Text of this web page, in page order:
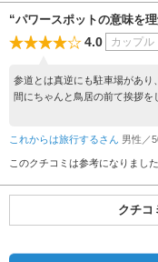
“パワースポットの意味を
4.0 カップル
参道とは真逆にも駐車場があ
間にちゃんと鳥居の前て挨拶を
これからは旅行するさん 男性／
このクチコミは参考になりまし
クチコ